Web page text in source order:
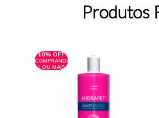
Produtos
10% OFF
COMPRANDO
1 OU MAIS